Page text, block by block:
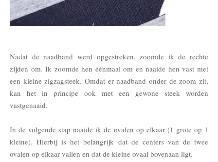
Nadat de naadband werd opgestreken, zoomde ik de rechte
zijden om. Ik zoomde hen éénmaal om en naaide hen vast met
een kleine zigzagsteek. Omdat er naadband onder de zoom zit,
kan het in principe ook met een gewone steek worden
vastgenaaid.
In de volgende stap naaide ik de ovalen op elkaar (1 grote op 1
kleine). Hierbij is het belangrijk dat de centers van de twee
ovalen op elkaar vallen en dat de kleine ovaal bovenaan ligt.